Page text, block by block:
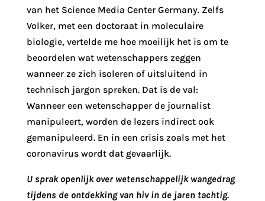
van het Science Media Center Germany. Zelfs
Volker, met een doctoraat in moleculaire
biologie, vertelde me hoe moeilijk het is om te
beoordelen wat wetenschappers zeggen
wanneer ze zich isoleren of uitsluitend in
technisch jargon spreken. Dat is de val:
Wanneer een wetenschapper de journalist
manipuleert, worden de lezers indirect ook
gemanipuleerd. En in een crisis zoals met het
coronavirus wordt dat gevaarlijk.
U sprak openlijk over wetenschappelijk wangedrag
tijdens de ontdekking van hiv in de jaren tachtig.